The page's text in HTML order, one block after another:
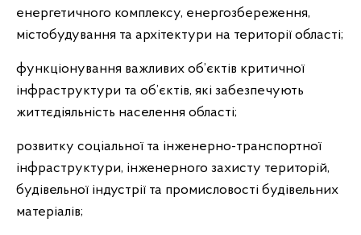
енергетичного комплексу, енергозбереження,
містобудування та архітектури на території області;
функціонування важливих об’єктів критичної
інфраструктури та об’єктів, які забезпечують
життєдіяльність населення області;
розвитку соціальної та інженерно-транспортної
інфраструктури, інженерного захисту територій,
будівельної індустрії та промисловості будівельних
матеріалів;